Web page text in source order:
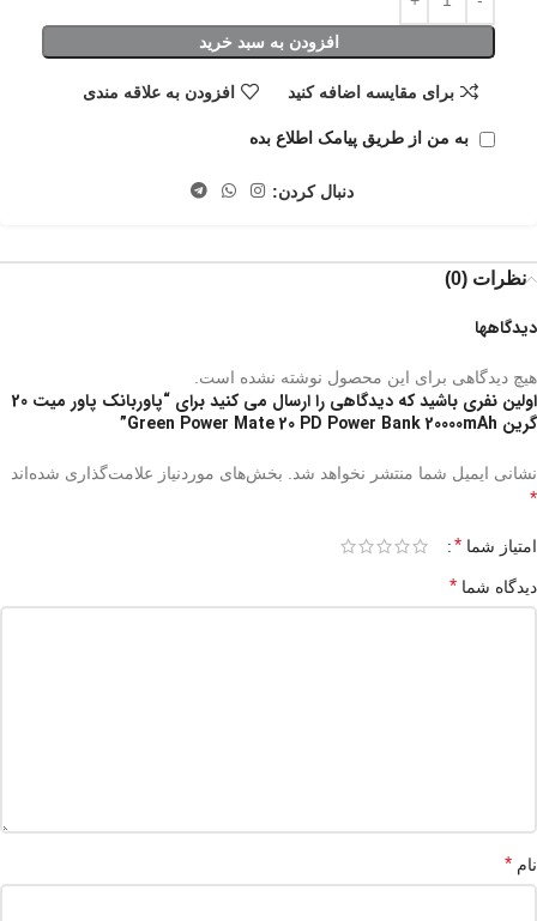
افزودن به سبد خرید
برای مقایسه اضافه کنید افزودن به علاقه مندی
به من از طریق پیامک اطلاع بده
دنبال کردن:
نظرات (0)
دیدگاهها
هیچ دیدگاهی برای این محصول نوشته نشده است.
اولین نفری باشید که دیدگاهی را ارسال می کنید برای “پاوربانک پاور میت 20
گرین Green Power Mate 20 PD Power Bank 20000mAh”
نشانی ایمیل شما منتشر نخواهد شد. بخش‌های موردنیاز علامت‌گذاری شده‌اند
*
امتیاز شما *
دیدگاه شما *
نام *